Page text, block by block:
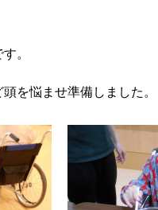
す。
を悩ませ準備しました。